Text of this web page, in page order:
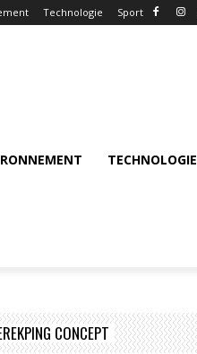
Technologie Sport
TECHNOLOGIE
CONCEPT